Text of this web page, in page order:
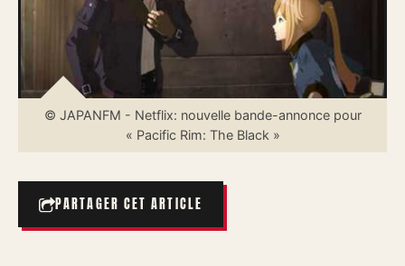
© JAPANFM - Netflix: nouvelle bande-annonce pour
« Pacific Rim: The Black »
PARTAGER CET ARTICLE